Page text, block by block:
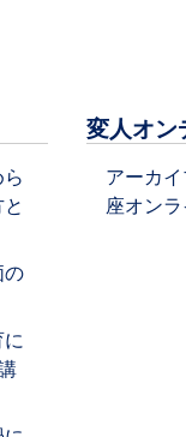
の
変人オン
アーカ
座オン